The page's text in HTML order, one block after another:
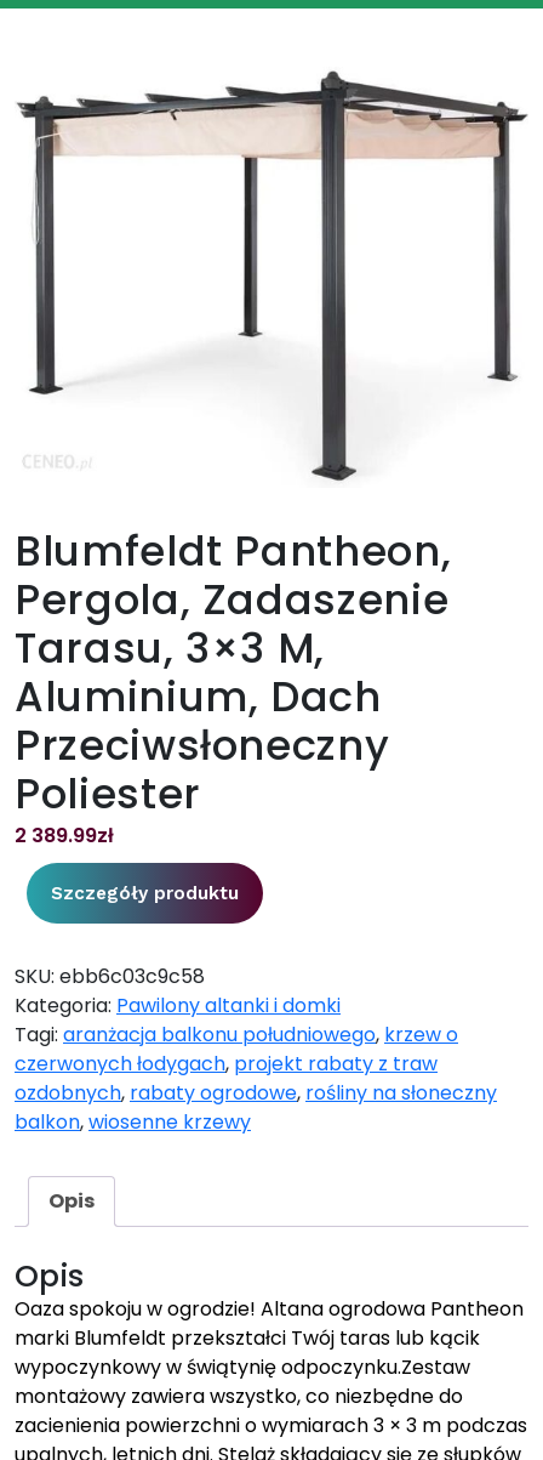
Blumfeldt Pantheon,
Pergola, Zadaszenie
Tarasu, 3×3 M,
Aluminium, Dach
Przeciwsłoneczny
Poliester
2 389.99zł
Szczegóły produktu
SKU: ebb6c03c9c58
Kategoria: Pawilony altanki i domki
Tagi: aranżacja balkonu południowego, krzew o
czerwonych łodygach, projekt rabaty z traw
ozdobnych, rabaty ogrodowe, rośliny na słoneczny
balkon,wiosenne krzewy
Opis
Opis
Oaza spokoju w ogrodzie! Altana ogrodowa Pantheon
marki Blumfeldt przekształci Twój taras lub kącik
wypoczynkowy w świątynię odpoczynku.Zestaw
montażowy zawiera wszystko, co niezbędne do
zacienienia powierzchni o wymiarach 3 × 3 m podczas